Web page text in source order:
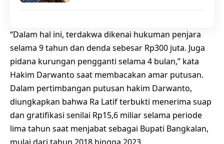
“Dalam hal ini, terdakwa dikenai hukuman penjara
selama 9 tahun dan denda sebesar Rp300 juta. Juga
pidana kurungan pengganti selama 4 bulan,” kata
Hakim Darwanto saat membacakan amar putusan.
Dalam pertimbangan putusan hakim Darwanto,
diungkapkan bahwa Ra Latif terbukti menerima suap
dan gratifikasi senilai Rp15,6 miliar selama periode
lima tahun saat menjabat sebagai Bupati Bangkalan,